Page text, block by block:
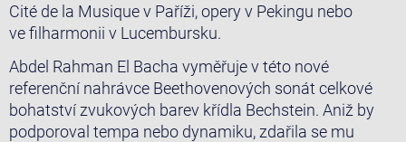
Cité de la Musique v Paříži, opery v Pekingu nebo
ve filharmonii v Lucembursku.
Abdel Rahman El Bacha vyměřuje v této nové
referenční nahrávce Beethovenových sonát celkové
bohatství zvukových barev křídla Bechstein. Aniž by
podporoval tempa nebo dynamiku, zdařila se mu